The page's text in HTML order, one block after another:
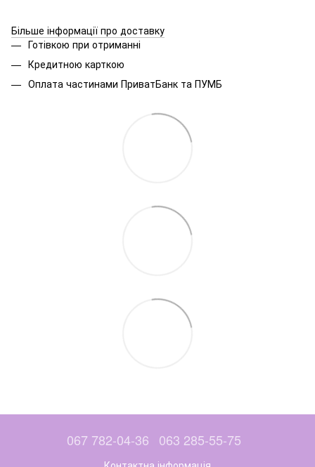
Більше інформації про доставку
Готівкою при отриманні
Кредитною карткою
Оплата частинами ПриватБанк та ПУМБ
067 782-04-36 063 285-55-75